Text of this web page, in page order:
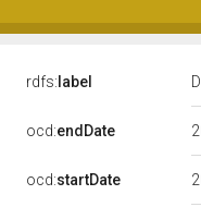
rdfs: label
ocd:endDate
ocd:startDate